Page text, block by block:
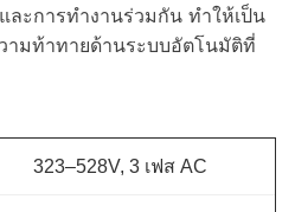
ะการทำงานร่วมกัน ทำให้เป็น
ามท้าทายด้านระบบอัตโนมัติที่
323–528V, 3 เฟส AC